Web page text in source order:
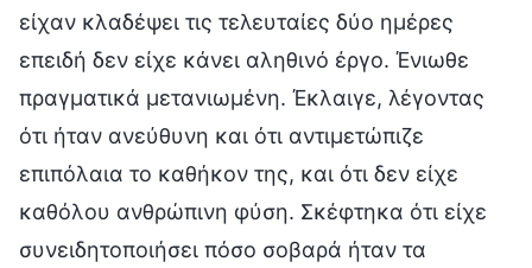
είχαν κλαδέψει τις τελευταίες δύο ημέρες
επειδή δεν είχε κάνει αληθινό έργο. Ένιωθε
πραγματικά μετανιωμένη. Έκλαιγε, λέγοντας
ότι ήταν ανεύθυνη και ότι αντιμετώπιζε
επιπόλαια το καθήκον της, και ότι δεν είχε
καθόλου ανθρώπινη φύση. Σκέφτηκα ότι είχε
συνειδητοποιήσει πόσο σοβαρά ήταν τα